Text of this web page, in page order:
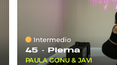
Intermedio
45 · Pierna
PAULA GONU & JAVI